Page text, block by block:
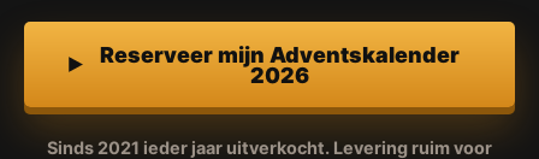
Reserveer mijn Adventskalender
2026
Sinds 2021 ieder jaar uitverkocht. Levering ruim voor